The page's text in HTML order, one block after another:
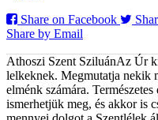
Share on Facebook
Share by Email
Athoszi Szent SziluánAz Úr
lelkeknek. Megmutatja nekik
elménk számára.
ismerhetjük meg, és akkor is